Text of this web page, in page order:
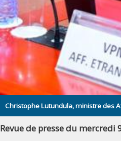
Christophe Lutundula, ministre des
Revue de presse du mercredi